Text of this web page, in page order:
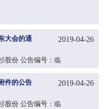
大会的通
2019-04-26
股份 公告编号：临
件的公告
2019-04-26
股份 公告编号：临